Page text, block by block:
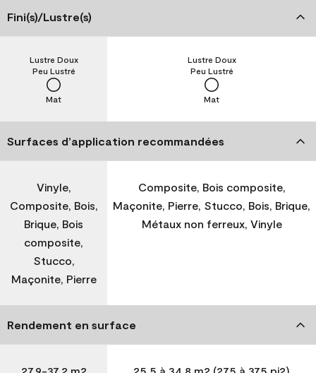
Fini(s)/Lustre(s)
Mat
Peu Lustré
Lustre Doux
Mat
Peu Lustré
Lustre Doux
Surfaces d’application recommandées
Vinyle,
Composite, Bois,
Brique, Bois
composite,
Stucco,
Maçonite, Pierre
Composite, Bois composite,
Maçonite, Pierre, Stucco, Bois, Brique,
Métaux non ferreux, Vinyle
Rendement en surface